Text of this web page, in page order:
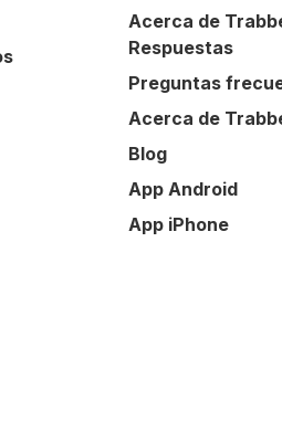
Acerca de
Respuestas
Preguntas
Acerca de
Blog
App Android
App iPhone